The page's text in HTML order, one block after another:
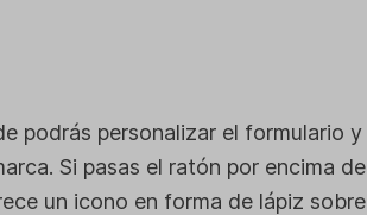
podrás personalizar el formulario y
Si pasas el ratón por encima de
un icono en forma de lápiz sobre